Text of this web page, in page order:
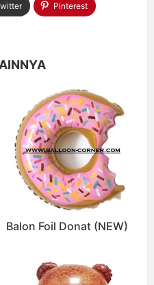
Pinterest
Balon Foil Donat (NEW)